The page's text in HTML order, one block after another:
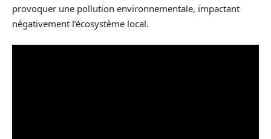
provoquer une pollution environnementale, impactant
négativement l’écosystème local.